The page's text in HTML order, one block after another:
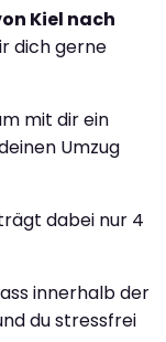
Kiel nach
dich gerne
mit dir ein
Umzug
dabei nur 4
innerhalb der
du stressfrei